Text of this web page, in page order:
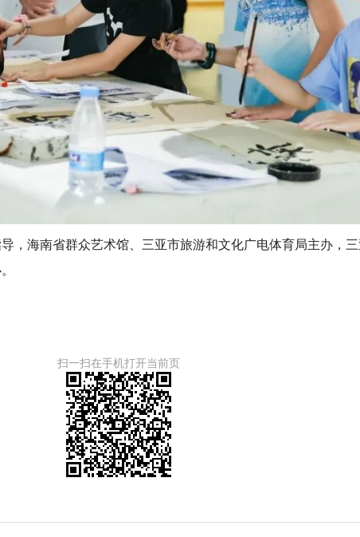
，海南省群众艺术馆、三亚市旅游和文化广电体育局主办，
扫一扫在手机打开当前页